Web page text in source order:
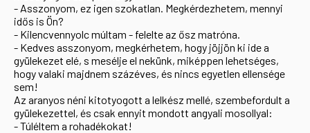
- Asszonyom, ez igen szokatlan. Megkérdezhetem, mennyi
idős is Ön?
- Kilencvennyolc múltam - felelte az ősz matróna.
- Kedves asszonyom, megkérhetem, hogy jöjjön ki ide a
gyülekezet elé, s mesélje el nekünk, miképpen lehetséges,
hogy valaki majdnem százéves, és nincs egyetlen ellensége
sem!
Az aranyos néni kitotyogott a lelkész mellé, szembefordult a
gyülekezettel, és csak ennyit mondott angyali mosollyal:
- Túléltem a rohadékokat!